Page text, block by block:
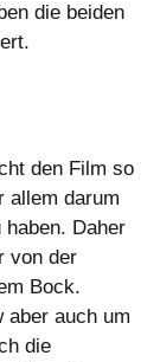
die beiden
den Film so
allem darum
Daher
von der
Bock.
aber auch um
die